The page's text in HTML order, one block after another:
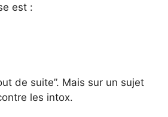
est :
de suite”. Mais sur un sujet
les intox.